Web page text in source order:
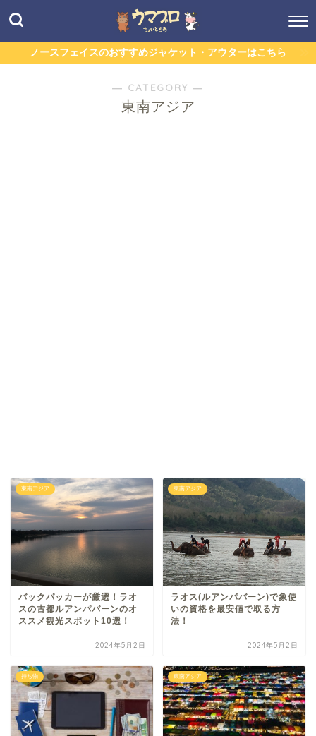
ノースフェイスのおすすめジャケット・アウターはこちら
― CATEGORY ―
東南アジア
東南アジア
バックパッカーが厳選！ラオ
スの古都ルアンパバーンのオ
ススメ観光スポット10選！
2024年5月2日
東南アジア
ラオス(ルアンパバーン)で象使
いの資格を最安値で取る方
法！
2024年5月2日
持ち物 東南アジア